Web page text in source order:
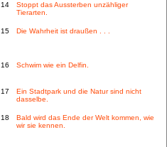
14
Stoppt das Aussterben unzähliger
Tierarten.
15 Die Wahrheit ist draußen . . .
16 Schwim wie ein Delfin.
17
Ein Stadtpark und die Natur sind nicht
dasselbe.
18
Bald wird das Ende der Welt kommen, wie
wir sie kennen.